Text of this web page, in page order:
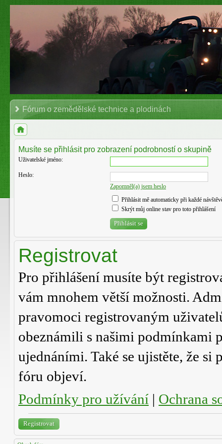
Fórum o zemědělské technice a plodinách
Musíte se přihlásit pro zobrazení podrobností o skupině
Uživatelské jméno:
Heslo:
Zapomněl(a) jsem heslo
Přihlásit mě automaticky při každé
Skrýt můj online stav pro toto přihlášení
Registrovat
Pro přihlášení musíte být
vám mnohem větší možnosti.
pravomoci registrovaným
obeznámili s našimi podmínkami
ujednáními. Také se ujistěte, že si
fóru objeví.
Podmínky pro užívání | Ochrana
Registrovat